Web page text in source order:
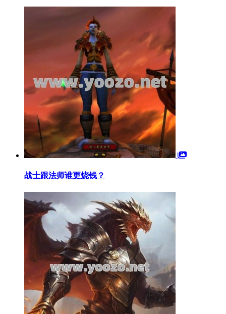
战士跟法师谁更烧钱？